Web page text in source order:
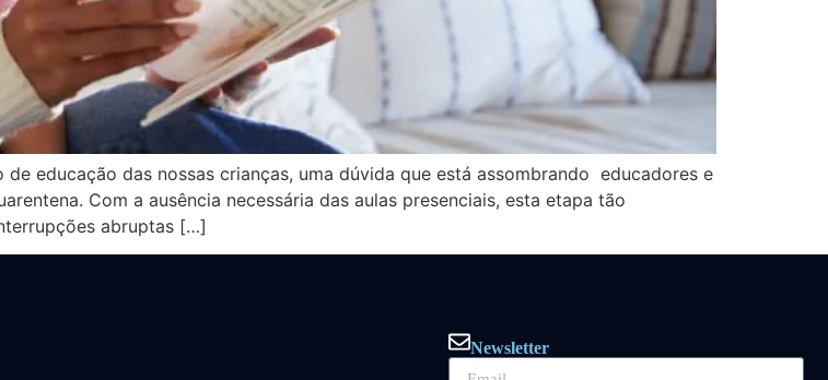
educação das nossas crianças, uma dúvida que está assombrando educadores e
Com a ausência necessária das aulas presenciais, esta etapa tão
abruptas […]
Newsletter